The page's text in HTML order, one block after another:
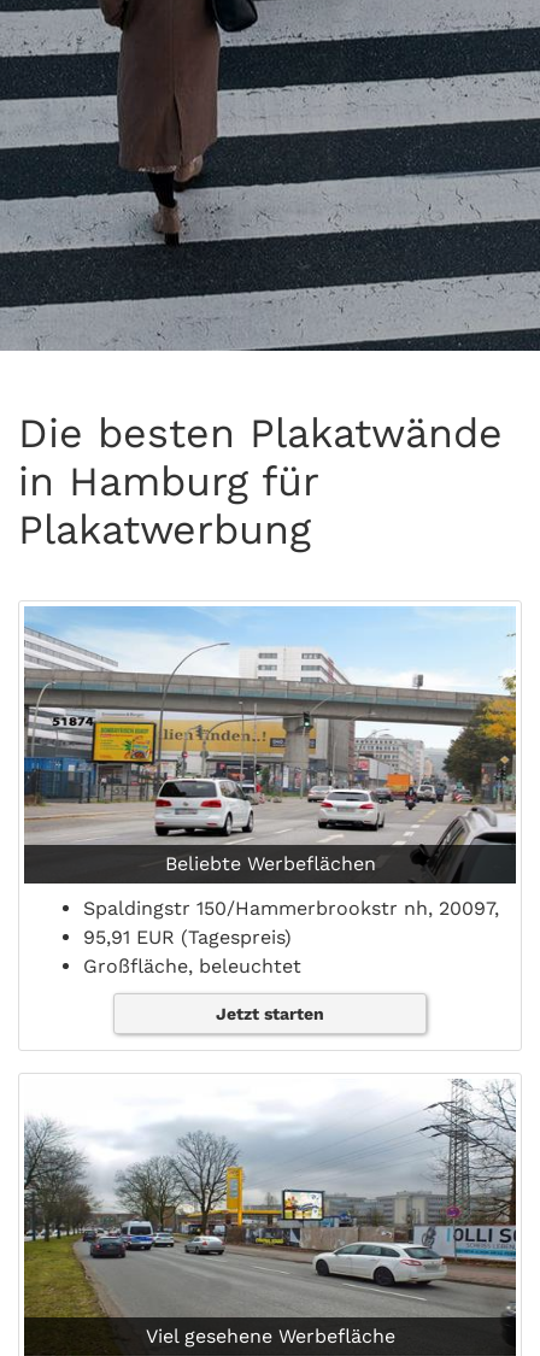
Die besten Plakatwände
in Hamburg für
Plakatwerbung
Beliebte Werbeflächen
Spaldingstr 150/Hammerbrookstr nh, 20097,
95,91 EUR (Tagespreis)
Großfläche, beleuchtet
Jetzt starten
Viel gesehene Werbefläche